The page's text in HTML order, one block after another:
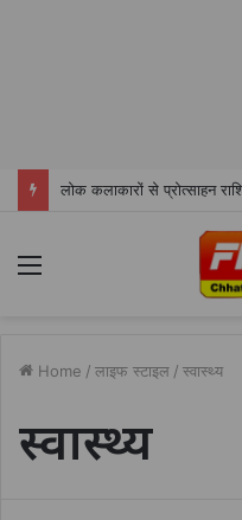
लोक कलाकारों से प्रोत्साहन
Menu
Home / लाइफ स्टाइल / स्वास्थ्य
स्वास्थ्य